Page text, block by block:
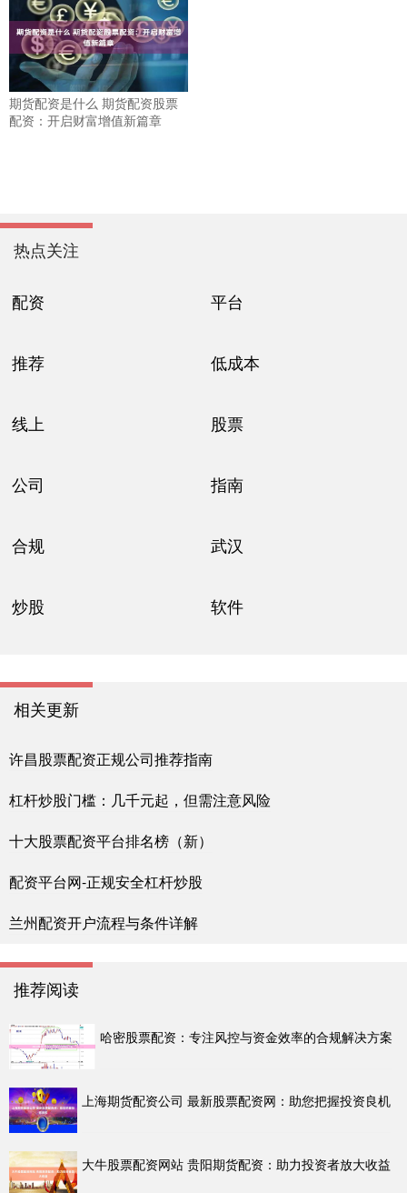
期货配资是什么 期货配资股票
配资：开启财富增值新篇章
热点关注
配资 平台
推荐 低成本
线上 股票
公司 指南
合规 武汉
炒股 软件
相关更新
许昌股票配资正规公司推荐指南
杠杆炒股门槛：几千元起，但需注意风险
十大股票配资平台排名榜（新）
配资平台网-正规安全杠杆炒股
兰州配资开户流程与条件详解
推荐阅读
哈密股票配资：专注风控与资金效率的合规解决方案
上海期货配资公司 最新股票配资网：助您把握投资良机
大牛股票配资网站 贵阳期货配资：助力投资者放大收益